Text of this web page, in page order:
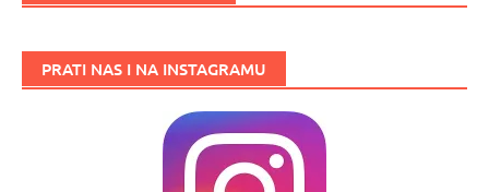
PRATI NAS I NA INSTAGRAMU